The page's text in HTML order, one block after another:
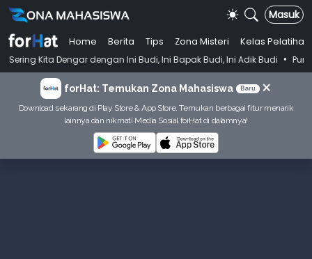
Masuk
Home Berita Tips Zona Misteri
Kelas Pelatihan
dengan Ini Budi, Ini Bapak Budi, Ini Adik Budi • Punya Tujuan
forHat: Temukan Zona Mahasiswa Baru ×
Download sekarang di Play Store & App Store. Temukan berbagai fitur menarik
lainnya dan nikmati Media Sosial forHat di dalamnya!